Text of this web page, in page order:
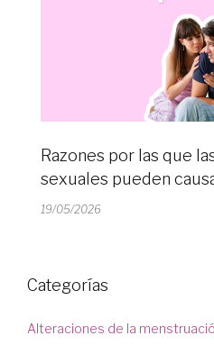
Razones por las que
sexuales pueden
19/05/2026
Categorías
Alteraciones de la